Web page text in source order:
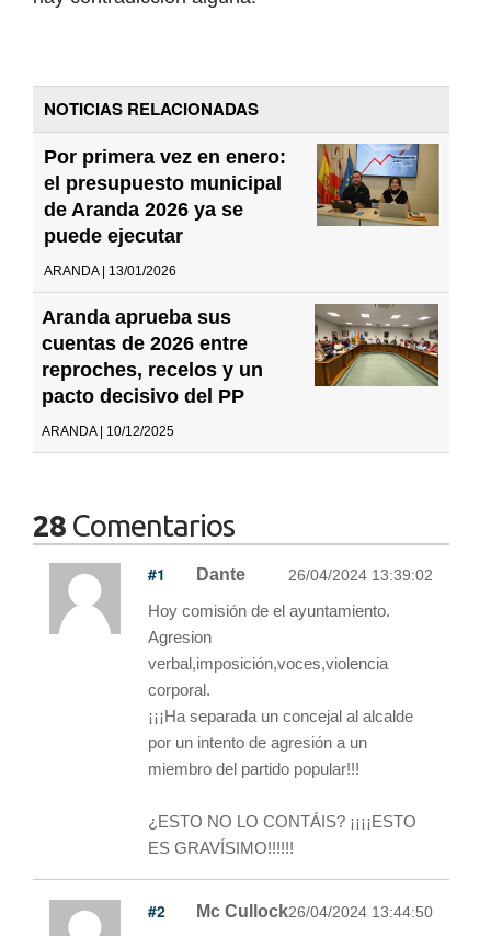
NOTICIAS RELACIONADAS
Por primera vez en enero:
el presupuesto municipal
de Aranda 2026 ya se
puede ejecutar
ARANDA | 13/01/2026
Aranda aprueba sus
cuentas de 2026 entre
reproches, recelos y un
pacto decisivo del PP
ARANDA | 10/12/2025
28 Comentarios
#1 Dante 26/04/2024 13:39:02
Hoy comisión de el ayuntamiento.
Agresion
verbal,imposición,voces,violencia
corporal.
¡¡¡Ha separada un concejal al alcalde
por un intento de agresión a un
miembro del partido popular!!!
¿ESTO NO LO CONTÁIS? ¡¡¡¡ESTO
ES GRAVÍSIMO!!!!!!
#2 Mc Cullock26/04/2024 13:44:50